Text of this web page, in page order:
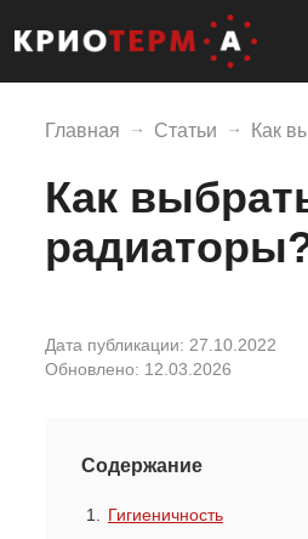
Главная Статьи Как
Как
Дата публикации: 27.10.2022
Обновлено: 12.03.2026
Содержание
Гигиеничность